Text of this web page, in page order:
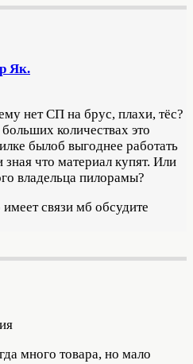
Як.
нет СП на брус, плахи, тёс?
количествах это
былоб выгоднее работать
что материал купят. Или
владельца пилорамы?
связи мб обсудите
много товара, но мало